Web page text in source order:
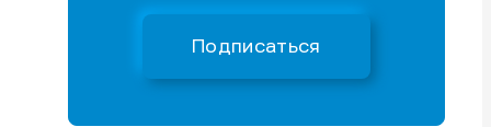
Подписаться